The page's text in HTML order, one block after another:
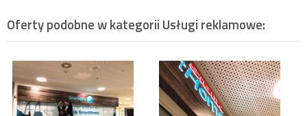
Oferty podobne w kategorii Usługi reklamowe: